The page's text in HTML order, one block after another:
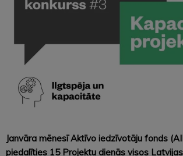
Janvāra mēnesī Aktīvo iedzīvotāju fonds
piedalīties 15 Projektu dienās visos